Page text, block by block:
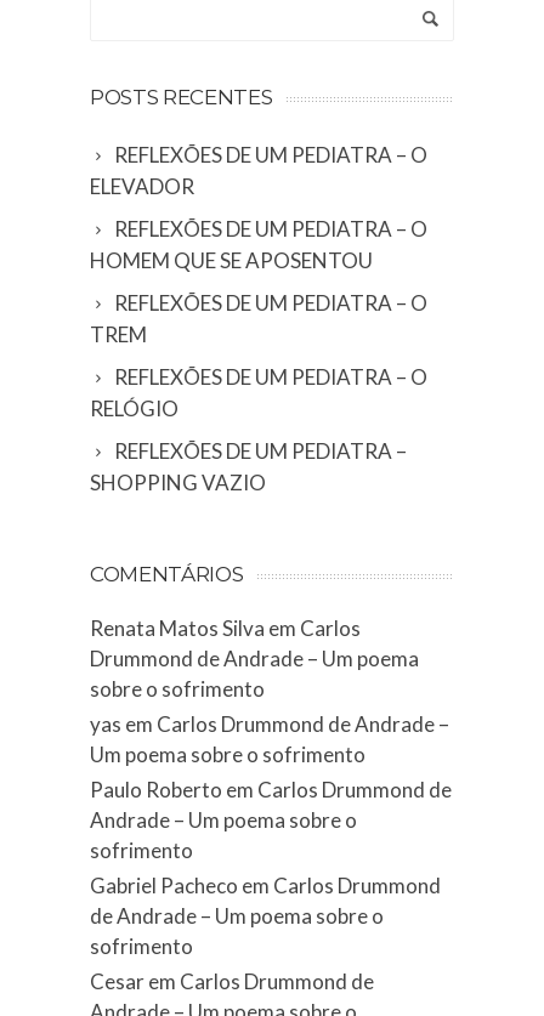
POSTS RECENTES
REFLEXÕES DE UM PEDIATRA – O
ELEVADOR
REFLEXÕES DE UM PEDIATRA – O
HOMEM QUE SE APOSENTOU
REFLEXÕES DE UM PEDIATRA – O
TREM
REFLEXÕES DE UM PEDIATRA – O
RELÓGIO
REFLEXÕES DE UM PEDIATRA –
SHOPPING VAZIO
COMENTÁRIOS
Renata Matos Silva em Carlos
Drummond de Andrade – Um poema
sobre o sofrimento
yas em Carlos Drummond de Andrade –
Um poema sobre o sofrimento
Paulo Roberto em Carlos Drummond de
Andrade – Um poema sobre o
sofrimento
Gabriel Pacheco em Carlos Drummond
de Andrade – Um poema sobre o
sofrimento
Cesarem Carlos Drummond de